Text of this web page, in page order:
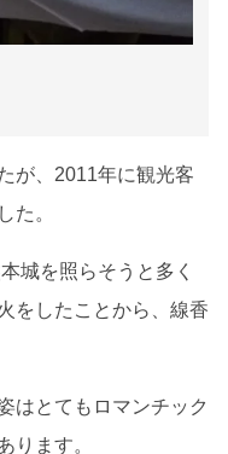
が、2011年に観光客
た。
城を照らそうと多く
をしたことから、線香
はとてもロマンチック
ります。